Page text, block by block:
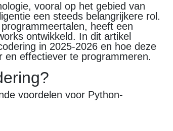
vooral op het gebied van
een steeds belangrijkere rol.
heeft een
ontwikkeld. In dit artikel
in 2025-2026 en hoe deze
en effectiever te programmeren.
voordelen voor Python-